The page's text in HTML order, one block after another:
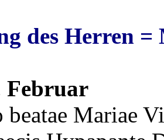
des Herren
Februar
Mariae